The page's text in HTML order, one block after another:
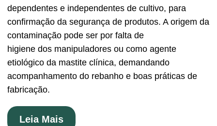
dependentes e independentes de cultivo, para
confirmação da segurança de produtos. A origem da
contaminação pode ser por falta de
higiene dos manipuladores ou como agente
etiológico da mastite clínica, demandando
acompanhamento do rebanho e boas práticas de
fabricação.
Leia Mais